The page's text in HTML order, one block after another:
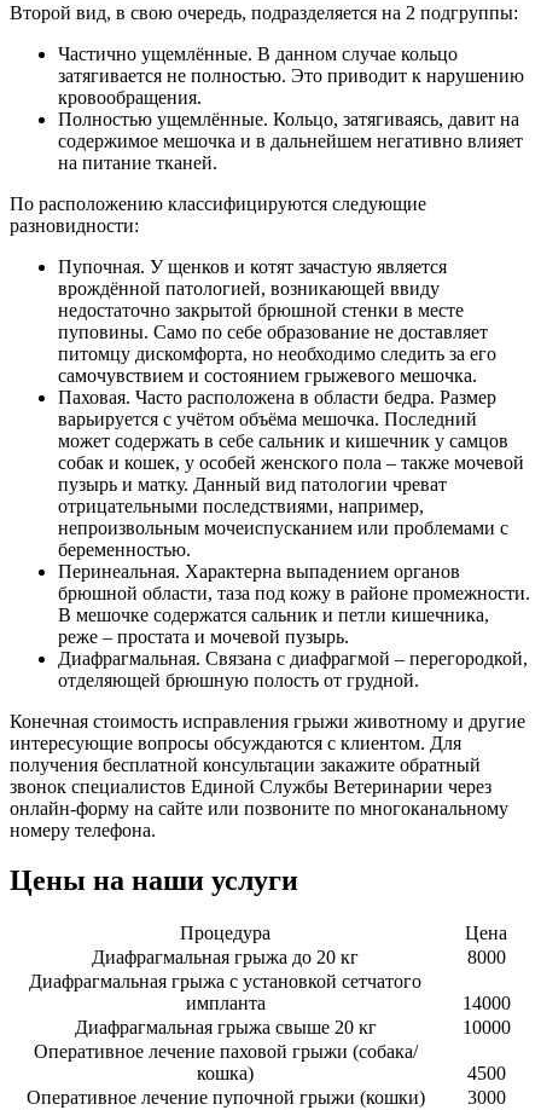
Второй вид, в свою очередь, подразделяется на 2 подгруппы:
Частично ущемлённые. В данном случае кольцо
затягивается не полностью. Это приводит к нарушению
кровообращения.
Полностью ущемлённые. Кольцо, затягиваясь, давит на
содержимое мешочка и в дальнейшем негативно влияет
на питание тканей.
По расположению классифицируются следующие
разновидности:
Пупочная. У щенков и котят зачастую является
врождённой патологией, возникающей ввиду
недостаточно закрытой брюшной стенки в месте
пуповины. Само по себе образование не доставляет
питомцу дискомфорта, но необходимо следить за его
самочувствием и состоянием грыжевого мешочка.
Паховая. Часто расположена в области бедра. Размер
варьируется с учётом объёма мешочка. Последний
может содержать в себе сальник и кишечник у самцов
собак и кошек, у особей женского пола – также мочевой
пузырь и матку. Данный вид патологии чреват
отрицательными последствиями, например,
непроизвольным мочеиспусканием или проблемами с
беременностью.
Перинеальная. Характерна выпадением органов
брюшной области, таза под кожу в районе промежности.
В мешочке содержатся сальник и петли кишечника,
реже – простата и мочевой пузырь.
Диафрагмальная. Связана с диафрагмой – перегородкой,
отделяющей брюшную полость от грудной.
Конечная стоимость исправления грыжи животному и другие
интересующие вопросы обсуждаются с клиентом. Для
получения бесплатной консультации закажите обратный
звонок специалистов Единой Службы Ветеринарии через
онлайн-форму на сайте или позвоните по многоканальному
номеру телефона.
Цены на наши услуги
Процедура
Цена
Диафрагмальная грыжа до 20 кг
8000
Диафрагмальная грыжа с установкой сетчатого
импланта
14000
Диафрагмальная грыжа свыше 20 кг
10000
Оперативное лечение паховой грыжи (собака/
кошка)
4500
Оперативное лечение пупочной грыжи (кошки)
3000